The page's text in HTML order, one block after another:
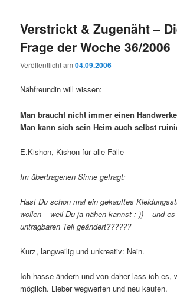
Verstrickt & Zugenäht –
Frage der Woche 36/2006
Veröffentlicht am04.09.2006
Nähfreundin will wissen:
Man braucht nicht immer einen
Man kann sich sein Heim auch selbst
E.Kishon, Kishon für alle Fälle
Im übertragenen Sinne gefragt:
Hast Du schon mal ein gekauftes
wollen – weil Du ja nähen kannst ;-)) – und
untragbaren Teil geändert??????
Kurz, langweilig und unkreativ: Nein.
Ich hasse ändern und von daher lass ich es,
möglich. Lieber wegwerfen und neu kaufen.